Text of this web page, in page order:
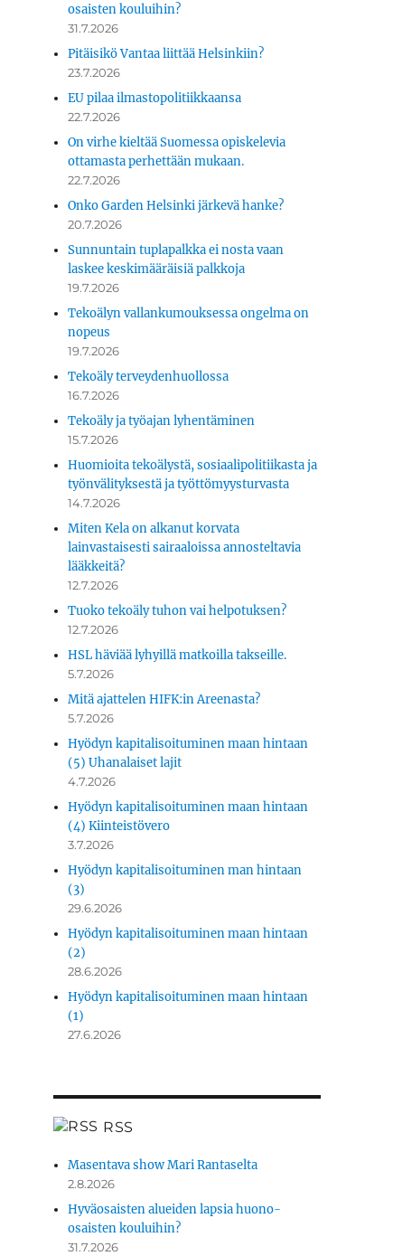
osaisten kouluihin?
31.7.2026
Pitäisikö Vantaa liittää Helsinkiin?
23.7.2026
EU pilaa ilmastopolitiikkaansa
22.7.2026
On virhe kieltää Suomessa opiskelevia
ottamasta perhettään mukaan.
22.7.2026
Onko Garden Helsinki järkevä hanke?
20.7.2026
Sunnuntain tuplapalkka ei nosta vaan
laskee keskimääräisiä palkkoja
19.7.2026
Tekoälyn vallankumouksessa ongelma on
nopeus
19.7.2026
Tekoäly terveydenhuollossa
16.7.2026
Tekoäly ja työajan lyhentäminen
15.7.2026
Huomioita tekoälystä, sosiaalipolitiikasta ja
työnvälityksestä ja työttömyysturvasta
14.7.2026
Miten Kela on alkanut korvata
lainvastaisesti sairaaloissa annosteltavia
lääkkeitä?
12.7.2026
Tuoko tekoäly tuhon vai helpotuksen?
12.7.2026
HSL häviää lyhyillä matkoilla takseille.
5.7.2026
Mitä ajattelen HIFK:in Areenasta?
5.7.2026
Hyödyn kapitalisoituminen maan hintaan
(5) Uhanalaiset lajit
4.7.2026
Hyödyn kapitalisoituminen maan hintaan
(4) Kiinteistövero
3.7.2026
Hyödyn kapitalisoituminen man hintaan
(3)
29.6.2026
Hyödyn kapitalisoituminen maan hintaan
(2)
28.6.2026
Hyödyn kapitalisoituminen maan hintaan
(1)
27.6.2026
RSS
Masentava show Mari Rantaselta
2.8.2026
Hyväosaisten alueiden lapsia huono-
osaisten kouluihin?
31.7.2026